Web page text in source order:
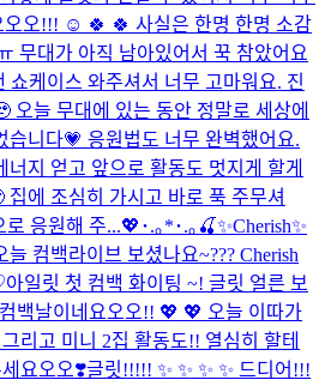
오오!!! ☺️ 🍀 🍀 사실은 한명 한명 소감
무대가 아직 남아있어서 꾹 참았어요
쇼케이스 와주셔서 너무 고마워요. 진
오늘 무대에 있는 동안 정말로 세상에
습니다💗 응원법도 너무 완벽했어요.
너지 얻고 앞으로 활동도 멋지게 할게
에 조심히 가시고 바로 푹 주무셔
응원해 주...💖･.｡*･.｡🍒✨Cherish✨
늘 컴백라이브 보셨나요~??? Cherish
아일릿 첫 컴백 화이팅 ~! 글릿 얼른 보
백날이네요오오!! 💖 💖 오늘 이따가
리고 미니 2집 활동도!! 열심히 할테
요오오❣️글릿!!!!! ✨ ✨ ✨ ✨ 드디어!!!